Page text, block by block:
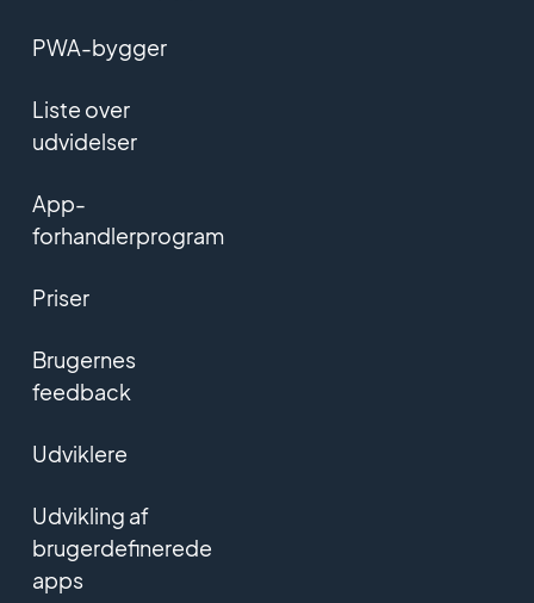
PWA-bygger
Liste over
udvidelser
App-
forhandlerprogram
Priser
Brugernes
feedback
Udviklere
Udvikling af
brugerdefinerede
apps